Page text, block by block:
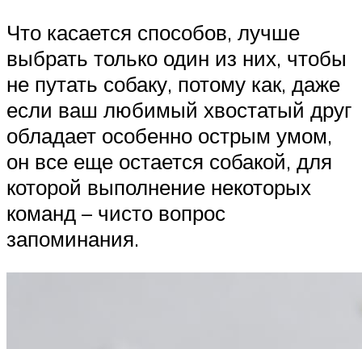
Что касается способов, лучше
выбрать только один из них, чтобы
не путать собаку, потому как, даже
если ваш любимый хвостатый друг
обладает особенно острым умом,
он все еще остается собакой, для
которой выполнение некоторых
команд – чисто вопрос
запоминания.